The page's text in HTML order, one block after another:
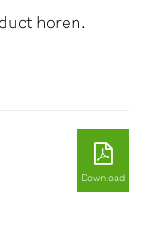
horen.
Download